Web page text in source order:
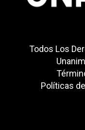
Todos Los
Políticas